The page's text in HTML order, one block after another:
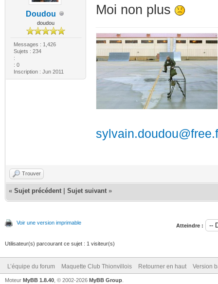
Doudou
doudou
Messages : 1,426
Sujets : 234
:
: 0
Inscription : Jun 2011
Moi non plus
Trouver
« Sujet précédent Sujet suivant »
Voir une version imprimable Atteindre :
Utilisateur(s) parcourant ce sujet : 1 visiteur(s)
L’équipe du forum Maquette Club Thionvillois Retourner en haut Version
Moteur MyBB 1.8.40 , © 2002-2026 MyBB Group